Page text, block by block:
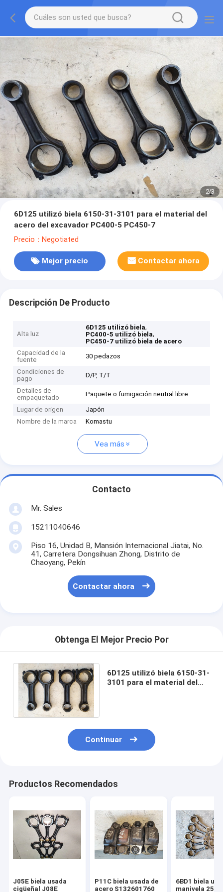
2/3
6D125 utilizó biela 6150-31-3101 para el material del
acero del excavador PC400-5 PC450-7
Precio：Negotiated
Mejor precio Contactar ahora
Descripción De Producto
Alta luz
6D125 utilizó biela,
PC400-5 utilizó biela,
PC450-7 utilizó biela de acero
Capacidad de la
fuente
30 pedazos
Condiciones de
pago
D/P, T/T
Detalles de
empaquetado
Paquete o fumigación neutral libre
Lugar de origen
Japón
Nombre de la marca
Komastu
Vea más
Contacto
Mr. Sales
15211040646
Piso 16, Unidad B, Mansión Internacional Jiatai, No.
41, Carretera Dongsihuan Zhong, Distrito de
Chaoyang, Pekín
Contactar ahora
Obtenga El Mejor Precio Por
6D125 utilizó biela 6150-31-
3101 para el material del
Continuar
Productos Recomendados
J05E biela usada
cigüeñal J08E
P11C biela usada de
acero S132601760
6BD1 biela
manivela